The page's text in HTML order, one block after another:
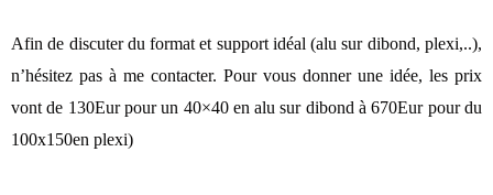
Afin de discuter du format et support idéal (alu sur dibond, plexi,..),
n’hésitez pas à me contacter. Pour vous donner une idée, les prix
vont de 130Eur pour un 40×40 en alu sur dibond à 670Eur pour du
100x150en plexi)